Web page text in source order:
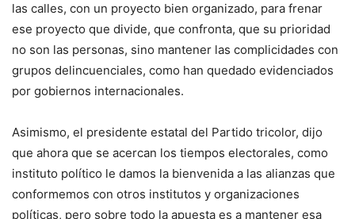
las calles, con un proyecto bien organizado, para frenar
ese proyecto que divide, que confronta, que su prioridad
no son las personas, sino mantener las complicidades con
grupos delincuenciales, como han quedado evidenciados
por gobiernos internacionales.
Asimismo, el presidente estatal del Partido tricolor, dijo
que ahora que se acercan los tiempos electorales, como
instituto político le damos la bienvenida a las alianzas que
conformemos con otros institutos y organizaciones
políticas, pero sobre todo la apuesta es a mantener esa